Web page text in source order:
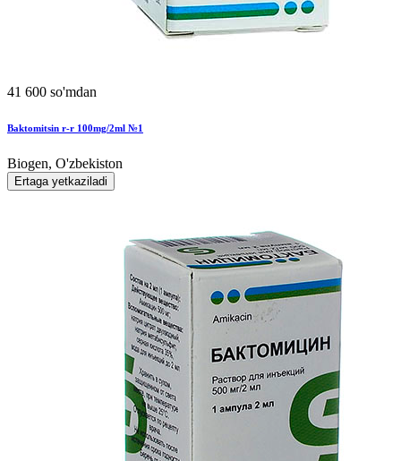
41 600 so'mdan
Baktomitsin r-r 100mg/2ml №1
Biogen, O'zbekiston
Ertaga yetkaziladi